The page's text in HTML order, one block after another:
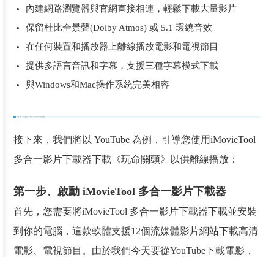
內建網路瀏覽器與官網直接相連，輕鬆下載大量影片
保留杜比全景聲(Dolby Atmos) 或 5.1 環繞音效
在任何裝置和播放器上離線播放電影和電視節目
提供多語言音訊和字幕，支援三種字幕模式下載
與Windows和Mac操作系統完美相容
接下來，我們將以 YouTube 為例，引導您使用iMovieTool
多合一影片下載器下載《玩命關頭》以供離線播放：
第一步、啟動 iMovieTool 多合一影片下載器
首先，您需要將iMovieTool 多合一影片下載器下載並安裝
到你的電腦，這款軟體支援12個流媒體影片網站下載高清
電影、電視節目。由於我們今天要從YouTube下載電影，